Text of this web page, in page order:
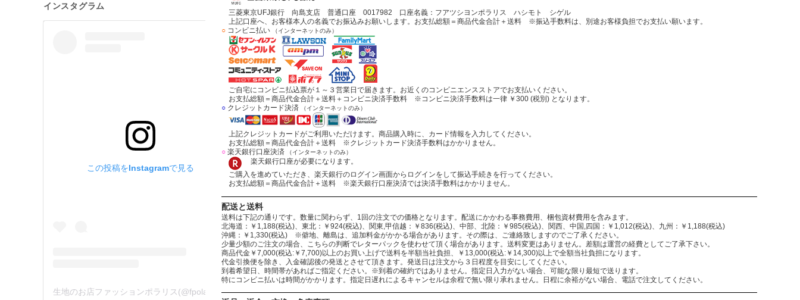
三菱東京UFJ銀行 向島支店 普通口座 0017982 口座名義：フアツシヨンポラリス ハシモト シゲル
上記口座へ、お客様本人の名義でお振込みお願いします。お支払総額＝商品代金合計＋送料 ※振込手数料は、別途お客様負担でお支払い願います。
○ コンビニ払い （インターネットのみ）
ご自宅にコンビニ払込票が１～３営業日で届きます。お近くのコンビニエンスストアでお支払いください。
お支払総額＝商品代金合計＋送料＋コンビニ決済手数料 ※コンビニ決済手数料は一律 ￥300 (税別) となります。
○ クレジットカード決済 （インターネットのみ）
上記クレジットカードがご利用いただけます。商品購入時に、カード情報を入力してください。
お支払総額＝商品代金合計＋送料 ※クレジットカード決済手数料はかかりません。
○ 楽天銀行口座決済 （インターネットのみ）
楽天銀行口座が必要になります。
ご購入を進めていただき、楽天銀行のログイン画面からログインをして振込手続きを行ってください。
お支払総額＝商品代金合計＋送料 ※楽天銀行口座決済では決済手数料はかかりません。
配送と送料
送料は下記の通りです。数量に関わらず、1回の注文での価格となります。配送にかかわる事務費用、梱包資材費用を含みます。
北海道：￥1,188(税込)、東北：￥924(税込)、関東,甲信越：￥836(税込)、中部、北陸：￥985(税込)、関西、中国,四国：￥1,012(税込)、九州：￥1,188(税込)
沖縄：￥1,330(税込) ※僻地、離島は、追加料金がかかる場合があります。その際は、ご連絡致しますのでご了承ください。
少量少額のご注文の場合、こちらの判断でレターパックを使わせて頂く場合があります。送料変更はありません。差額は運営の経費としてご了承下さい。
商品代金￥7,000(税込:￥7,700)以上のお買い上げで送料を半額当社負担、￥13,000(税込:￥14,300)以上で全額当社負担になります。
代金引換便を除き、入金確認後の発送とさせて頂きます。発送日は注文から３日程度を目安にしてください。
到着希望日、時間帯があればご指定ください。※到着の確約ではありません。指定日入力がない場合、可能な限り最短で送ります。
特にコンビニ払いは時間がかかります。指定日遅れによるキャンセルは余程で無い限り承れません。日程に余裕がない場合、電話で注文してください。
インスタグラム
この投稿をInstagramで見る
生地のお店ファッションポラリス(@fpolaris_textile)がシェアした投稿